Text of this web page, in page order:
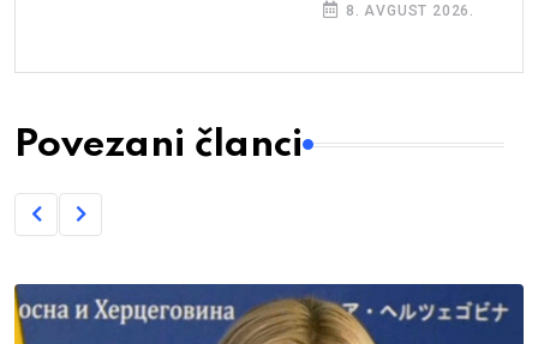
8. AVGUST 2026.
Povezani članci